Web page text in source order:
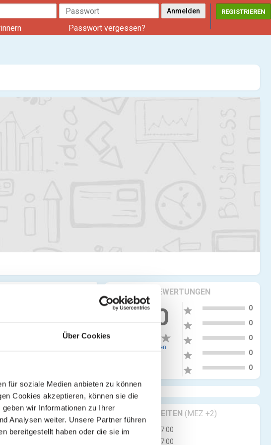
Über Cookies
für soziale Medien anbieten zu können
Cookies akzeptieren, können sie die
wir Informationen zu Ihrer
Analysen weiter. Unsere Partner führen
bereitgestellt haben oder die sie im
Passwort vergessen?
REGISTRIEREN
KRITIKEN & BEWERTUNGEN
0.00
0 Bewertungen
star 0
star 0
star 0
star 0
star 0
GESCHÄFTSZEITEN (MEZ +2)
Mo
07:00 - 17:00
07:00 - 17:00